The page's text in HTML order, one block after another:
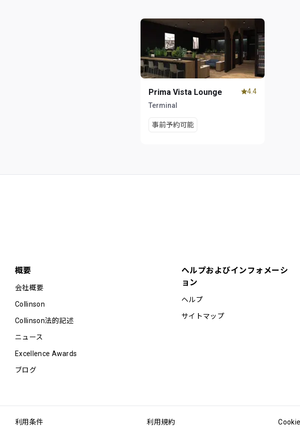
Prima Vista Lounge
Terminal
事前予約可能
4.4
概要
会社概要
Collinson
Collinson法的記述
ニュース
Excellence Awards
ブログ
ヘルプおよびインフォメーシ
ョン
ヘルプ
サイトマップ
利用条件 利用規約